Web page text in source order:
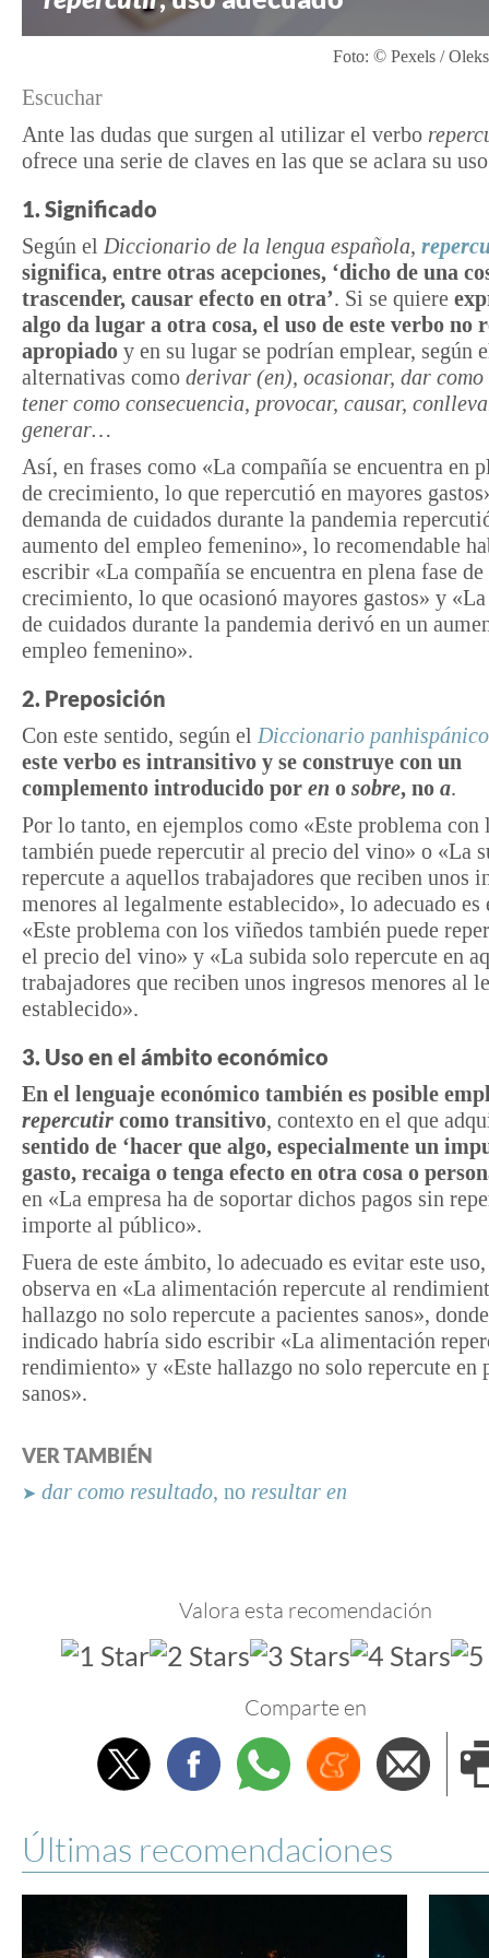
Foto: © Pexels /
Escuchar
Ante las dudas que surgen al utilizar el verbo
ofrece una serie de claves en las que se aclara su
1. Significado
Según el Diccionario de la lengua española,
significa, entre otras acepciones, ‘dicho de una
trascender, causar efecto en otra’. Si se quiere
algo da lugar a otra cosa, el uso de este verbo no
apropiado y en su lugar se podrían emplear, según
alternativas como derivar (en), ocasionar, dar
tener como consecuencia, provocar, causar,
generar…
Así, en frases como «La compañía se encuentra en
de crecimiento, lo que repercutió en mayores
demanda de cuidados durante la pandemia
aumento del empleo femenino», lo recomendable
escribir «La compañía se encuentra en plena fase de
crecimiento, lo que ocasionó mayores gastos» y «La
de cuidados durante la pandemia derivó en un
empleo femenino».
2. Preposición
Con este sentido, según el Diccionario
este verbo es intransitivo y se construye con un
complemento introducido por en o sobre, no a.
Por lo tanto, en ejemplos como «Este problema con
también puede repercutir al precio del vino» o «La
repercute a aquellos trabajadores que reciben unos
menores al legalmente establecido», lo adecuado
«Este problema con los viñedos también puede
el precio del vino» y «La subida solo repercute en
trabajadores que reciben unos ingresos menores al
establecido».
3. Uso en el ámbito económico
En el lenguaje económico también es posible
repercutir como transitivo, contexto en el que
sentido de ‘hacer que algo, especialmente un
gasto, recaiga o tenga efecto en otra cosa o
en «La empresa ha de soportar dichos pagos sin
importe al público».
Fuera de este ámbito, lo adecuado es evitar este
observa en «La alimentación repercute al
hallazgo no solo repercute a pacientes sanos»,
indicado habría sido escribir «La alimentación
rendimiento» y «Este hallazgo no solo repercute en
sanos».
VER TAMBIÉN
➤ dar como resultado, no resultar en
Valora esta recomendación
Comparte en
TwitterFacebookWhatsappMenéame
Últimas recomendaciones